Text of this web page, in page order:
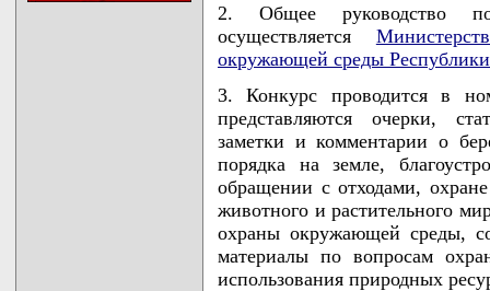
2. Общее руководство
осуществляется
окружающей среды Республики
3. Конкурс проводится в
представляются очерки,
заметки и комментарии о
порядка на земле,
обращении с отходами,
животного и растительного
охраны окружающей среды,
материалы по вопросам
использования природных